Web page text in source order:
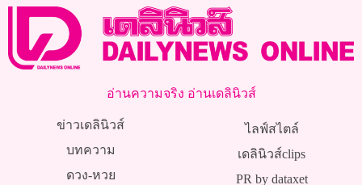
อ่านความจริง อ่านเดลินิวส์
ข่าวเดลินิวส์
บทความ
ดวง-หวย
ไลฟ์สไตล์
เดลินิวส์clips
PR by dataxet